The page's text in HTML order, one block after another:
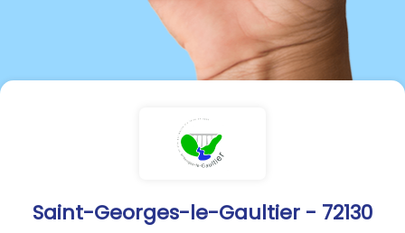
Saint-Georges-le-Gaultier - 72130